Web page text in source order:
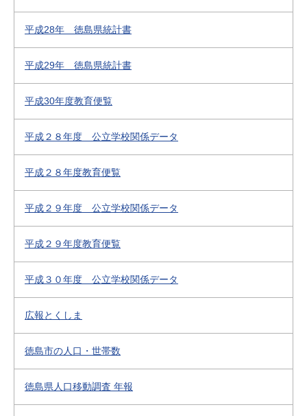
平成28年 徳島県統計書
平成29年 徳島県統計書
平成30年度教育便覧
平成２８年度 公立学校関係データ
平成２８年度教育便覧
平成２９年度 公立学校関係データ
平成２９年度教育便覧
平成３０年度 公立学校関係データ
広報とくしま
徳島市の人口・世帯数
徳島県人口移動調査 年報